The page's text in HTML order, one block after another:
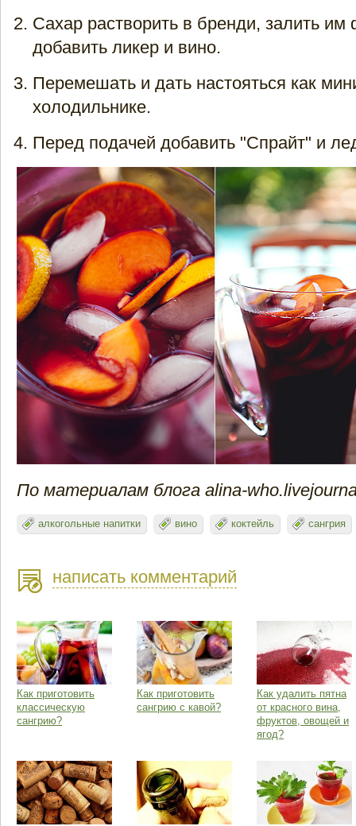
Сахар растворить в бренди, залить им
добавить ликер и вино.
Перемешать и дать настояться как
холодильнике.
Перед подачей добавить "Спрайт" и
По материалам блога alina-
алкогольные напитки вино коктейль сангрия
написать комментарий
Как приготовить
классическую
сангрию?
Как приготовить
сангрию с кавой?
Как удалить пятна
от красного вина,
фруктов, овощей и
ягод?